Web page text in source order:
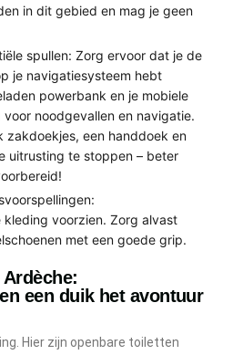
in dit gebied en mag je geen
spullen: Zorg ervoor dat je de
je navigatiesysteem hebt
powerbank en je mobiele
noodgevallen en navigatie.
zakdoekjes, een handdoek en
uitrusting te stoppen – beter
voorzien. Zorg alvast
met een goede grip.
een duik het avontuur
Hier zijn openbare toiletten